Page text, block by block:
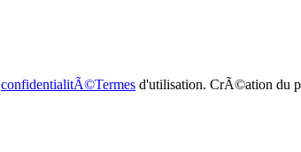
confidentialitÃ©Termes d'utilisation. CrÃ©ation du